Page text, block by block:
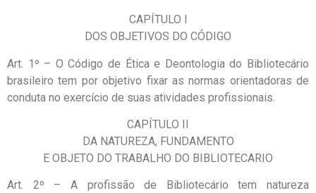
CAPÍTULO I
DOS OBJETIVOS DO CÓDIGO
Art. 1º – O Código de Ética e Deontologia do Bibliotecário
brasileiro tem por objetivo fixar as normas orientadoras de
conduta no exercício de suas atividades profissionais.
CAPÍTULO II
DA NATUREZA, FUNDAMENTO
E OBJETO DO TRABALHO DO BIBLIOTECARIO
Art. 2º – A profissão de Bibliotecário tem natureza